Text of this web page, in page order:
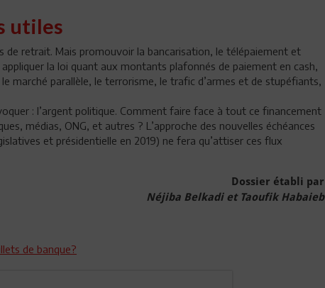
utiles
de retrait. Mais promouvoir la bancarisation, le télépaiement et
la loi quant aux montants plafonnés de paiement en cash,
marché parallèle, le terrorisme, le trafic d’armes et de stupéfiants,
: l’argent politique. Comment faire face à tout ce financement
médias, ONG, et autres ? L’approche des nouvelles échéances
et présidentielle en 2019) ne fera qu’attiser ces flux
Dossier établi par
Néjiba Belkadi et Taoufik Habaieb
de banque?